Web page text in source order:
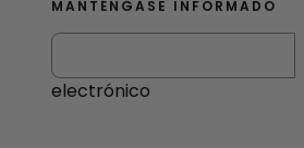
MANTÉNGASE INFORMADO
electrónico